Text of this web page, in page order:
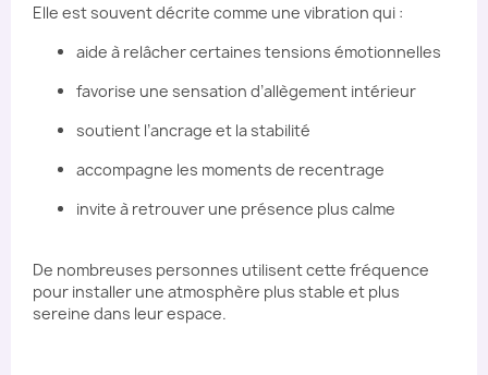
Elle est souvent décrite comme une vibration qui :
aide à relâcher certaines tensions émotionnelles
favorise une sensation d’allègement intérieur
soutient l’ancrage et la stabilité
accompagne les moments de recentrage
invite à retrouver une présence plus calme
De nombreuses personnes utilisent cette fréquence
pour installer une atmosphère plus stable et plus
sereine dans leur espace.